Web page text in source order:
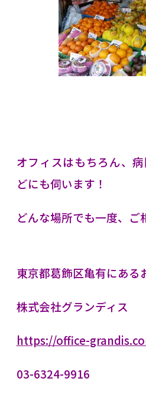
オフィスはもちろん、
どにも伺います！
どんな場所でも一度、ご
東京都葛飾区亀有にある
株式会社グランディス
https://office-
03-6324-9916